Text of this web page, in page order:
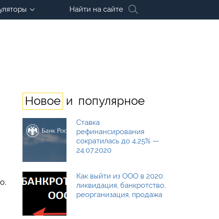
Найти на сайте
Новое и популярное
Ставка
рефинансирования
сократилась до 4,25% —
24.07.2020
Как выйти из ООО в 2020:
ликвидация, банкротство,
реорганизация, продажа